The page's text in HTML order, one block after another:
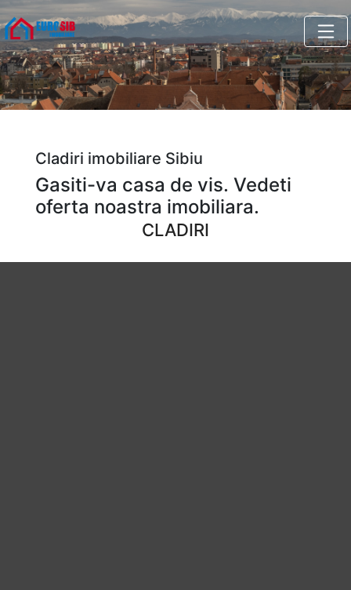
CLADIRI
Cladiri imobiliare Sibiu
Gasiti-va casa de vis. Vedeti
oferta noastra imobiliara.